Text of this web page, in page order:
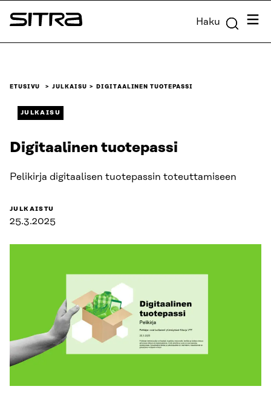
Siirry
suoraan
Sitra Haku
ETUSIVU JULKAISU DIGITAALINEN TUOTEPASSI
JULKAISU
Digitaalinen tuotepassi
Pelikirja digitaalisen tuotepassin toteuttamiseen
JULKAISTU
25.3.2025